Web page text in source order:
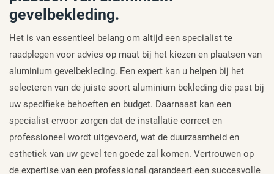
gevelbekleding.
Het is van essentieel belang om altijd een specialist te
raadplegen voor advies op maat bij het kiezen en plaatsen van
aluminium gevelbekleding. Een expert kan u helpen bij het
selecteren van de juiste soort aluminium bekleding die past bij
uw specifieke behoeften en budget. Daarnaast kan een
specialist ervoor zorgen dat de installatie correct en
professioneel wordt uitgevoerd, wat de duurzaamheid en
esthetiek van uw gevel ten goede zal komen. Vertrouwen op
de expertise van een professional garandeert een succesvolle